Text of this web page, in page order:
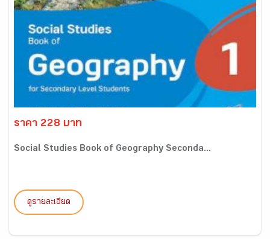
ราคา 228 บาท
Social Studies Book of Geography Seconda...
ดูรายละเอียด